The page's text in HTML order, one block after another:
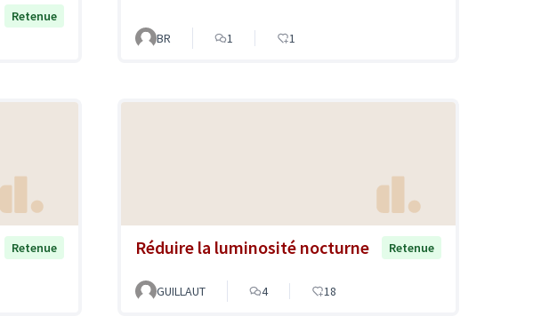
Retenue
BR 1 1
Retenue Réduire la luminosité nocturne Retenue
GUILLAUT 4 18